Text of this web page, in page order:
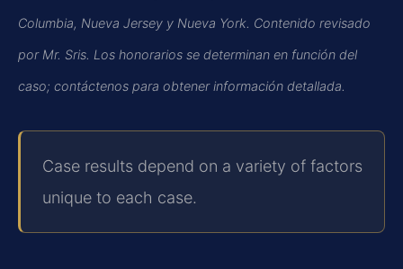
Columbia, Nueva Jersey y Nueva York. Contenido revisado
por Mr. Sris. Los honorarios se determinan en función del
caso; contáctenos para obtener información detallada.
Case results depend on a variety of factors
unique to each case.